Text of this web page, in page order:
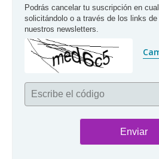
Podrás cancelar tu suscripción en
solicitándolo o a través de los links
nuestros newsletters.
Escribe el código